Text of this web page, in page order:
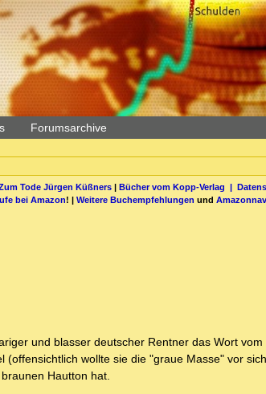
Forumsarchive
Tode Jürgen Küßners| Bücher vom Kopp-Verlag |
bei Amazon! | Weitere Buchempfehlungen und
und blasser deutscher Rentner das Wort vom
wollte sie die "graue Masse" vor
Hautton hat.